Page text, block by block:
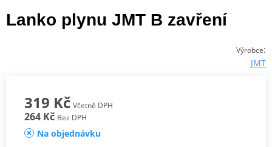
Lanko plynu JMT B zavření
Výrobce:
JMT
319 Kč Včetně DPH
264 Kč Bez DPH
Na objednávku